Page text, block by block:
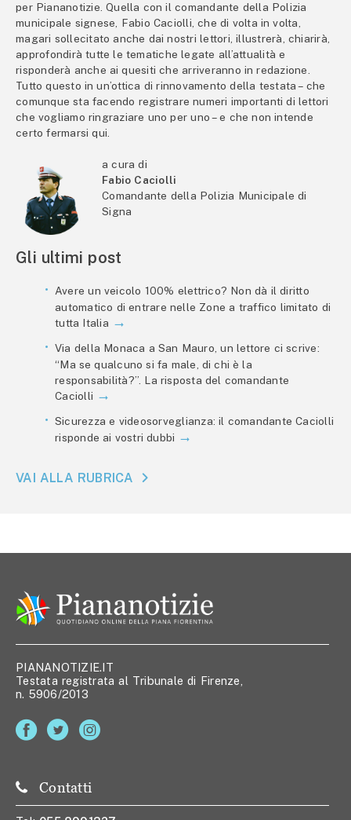
per Piananotizie. Quella con il comandante della Polizia
municipale signese, Fabio Caciolli, che di volta in volta,
magari sollecitato anche dai nostri lettori, illustrerà, chiarirà,
approfondirà tutte le tematiche legate all’attualità e
risponderà anche ai quesiti che arriveranno in redazione.
Tutto questo in un’ottica di rinnovamento della testata – che
comunque sta facendo registrare numeri importanti di lettori
che vogliamo ringraziare uno per uno – e che non intende
certo fermarsi qui.
a cura di
Fabio Caciolli
Comandante della Polizia Municipale di
Signa
Gli ultimi post
Avere un veicolo 100% elettrico? Non dà il diritto
automatico di entrare nelle Zone a traffico limitato di
tutta Italia
Via della Monaca a San Mauro, un lettore ci scrive:
“Ma se qualcuno si fa male, di chi è la
responsabilità?”. La risposta del comandante
Caciolli
Sicurezza e videosorveglianza: il comandante Caciolli
risponde ai vostri dubbi
VAI ALLA RUBRICA
PIANANOTIZIE.IT
Testata registrata al Tribunale di Firenze,
n. 5906/2013
Contatti